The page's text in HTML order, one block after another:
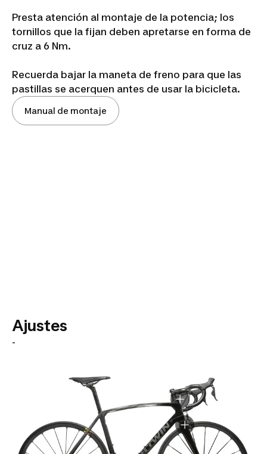
Presta atención al montaje de la potencia; los
tornillos que la fijan deben apretarse en forma de
cruz a 6 Nm.
Recuerda bajar la maneta de freno para que las
pastillas se acerquen antes de usar la bicicleta.
Manual de montaje
Ajustes
-